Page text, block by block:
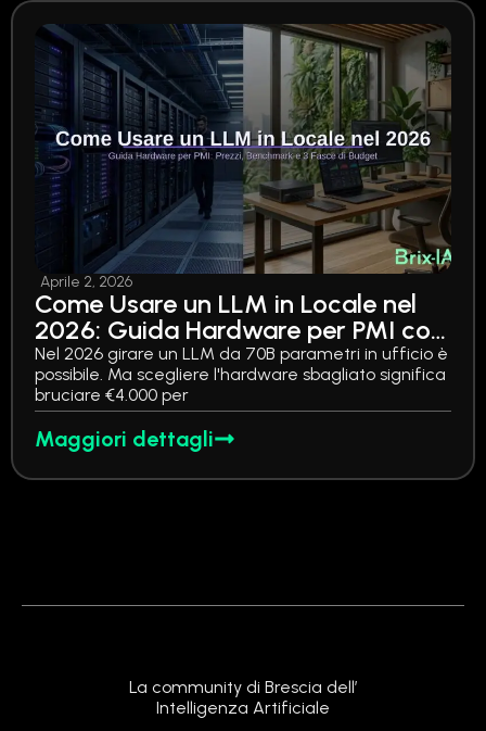
Aprile 2, 2026
Come Usare un LLM in Locale nel
2026: Guida Hardware per PMI con
Prezzi, Benchmark e 3 Fasce di
Budget
Nel 2026 girare un LLM da 70B parametri in ufficio è
possibile. Ma scegliere l'hardware sbagliato significa
bruciare €4.000 per
Maggiori dettagli
La community di Brescia dell’
Intelligenza Artificiale